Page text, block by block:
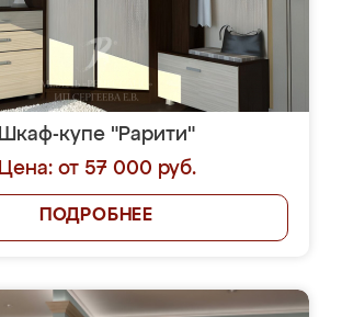
Шкаф-купе "Рарити"
Цена: от 57 000 руб.
ПОДРОБНЕЕ